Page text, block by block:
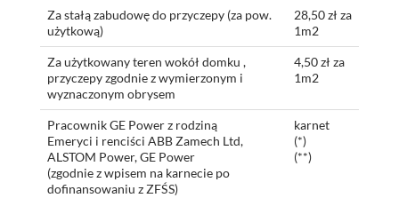
Za stałą zabudowę do przyczepy (za pow.
użytkową)
28,50 zł za
1m2
Za użytkowany teren wokół domku ,
przyczepy zgodnie z wymierzonym i
wyznaczonym obrysem
4,50 zł za
1m2
Pracownik GE Power z rodziną
Emeryci i renciści ABB Zamech Ltd,
ALSTOM Power, GE Power
(zgodnie z wpisem na karnecie po
dofinansowaniu z ZFŚS)
karnet
(*)
(**)